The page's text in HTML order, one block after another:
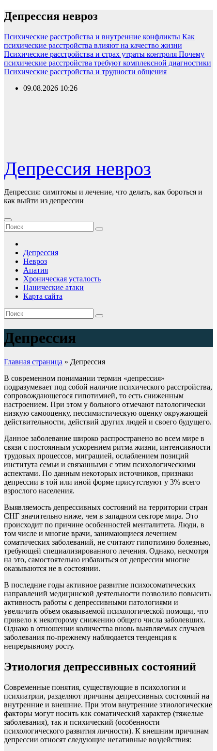
Перейти
кДепрессия невроз
Психические расстройства и внутренние конфликты Как
психические расстройства влияют на качество жизни
Психические расстройства и страх утраты контроля Почему
психические расстройства требуют комплексной диагностики
Психические расстройства и трудности общения
09.08.2026 10:26
Депрессия невроз
Депрессия: симптомы и лечение, что делать, как бороться и
как выйти из депрессии
Депрессия
Невроз
Апатия
Хроническая усталость
Панические атаки
Карта сайта
Депрессия
Главная страница » Депрессия
В современном понимании термин «депрессия»
подразумевает под собой наличие психического расстройства,
сопровождающегося гипотимией, то есть сниженным
настроением. При этом у больного отмечают патологически
низкую самооценку, пессимистическую оценку окружающей
действительности, действий других людей и своего будущего.
Данное заболевание широко распространено во всем мире в
связи с постоянным ускорением ритма жизни, интенсивности
трудовых процессов, миграцией, ослаблением позиций
института семьи и связанными с этим психологическими
аспектами. По данным некоторых источников, признаки
депрессии в той или иной форме присутствуют у 3% всего
взрослого населения.
Выявляемость депрессивных состояний на территории стран
СНГ значительно ниже, чем в западном секторе мира. Это
происходит по причине особенностей менталитета. Люди, в
том числе и многие врачи, занимающиеся лечением
соматических заболеваний, не считают гипотимию болезнью,
требующей специализированного лечения. Однако, несмотря
на это, самостоятельно избавиться от депрессии многие
оказываются не в состоянии.
В последние годы активное развитие психосоматических
направлений медицинской деятельности позволило повысить
активность работы с депрессивными патологиями и
увеличить объем оказываемой психологической помощи, что
привело к некоторому снижению общего числа заболевших.
Однако в отношении количества вновь выявляемых случаев
заболевания по-прежнему наблюдается тенденция к
непрерывному росту.
Этиология депрессивных состояний
Современные понятия, существующие в психологии и
психиатрии, разделяют причины депрессивных состояний на
внутренние и внешние. При этом внутренние этиологические
факторы могут носить как соматический характер (тяжелые
заболевания), так и психический (особенности
психологического развития личности). К внешним причинам
депрессии относят следующие негативные воздействия: